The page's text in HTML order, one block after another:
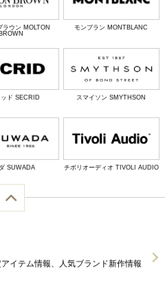
ラウン MOLTON
BROWN
モンブラン MONTBLANC
ド SECRID スマイソン SMYTHSON
SUWADA チボリオーディオ TIVOLI AUDIO
イテム情報、人気ブランド新作情報